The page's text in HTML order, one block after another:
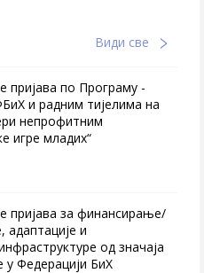
Види све
пријава по Програму -
и радним тијелима на
непрофитним
игре младих“
пријава за финансирање/
и
од значаја
у Федерацији БиХ